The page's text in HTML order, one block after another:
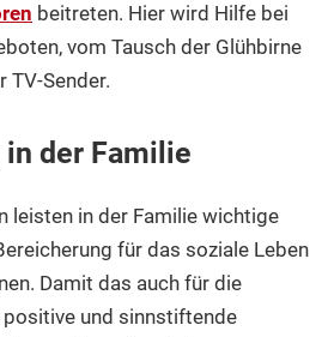
beitreten. Hier wird Hilfe bei
vom Tausch der Glühbirne
TV-Sender.
der Familie
leisten in der Familie wichtige
für das soziale Leben
Damit das auch für die
positive und sinnstiftende